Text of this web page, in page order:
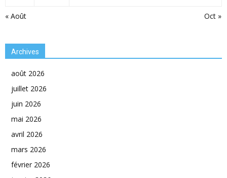
« Août Oct »
Archives
août 2026
juillet 2026
juin 2026
mai 2026
avril 2026
mars 2026
février 2026